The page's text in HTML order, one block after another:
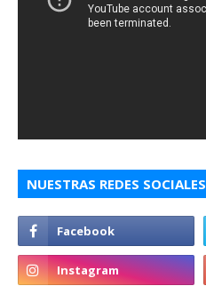
NUESTRAS REDES SOCIALES